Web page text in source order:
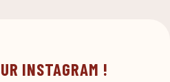
INSTAGRAM !